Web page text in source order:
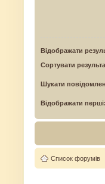
Відображати
Сортувати
Шукати
Відображати перші:
Список форумів